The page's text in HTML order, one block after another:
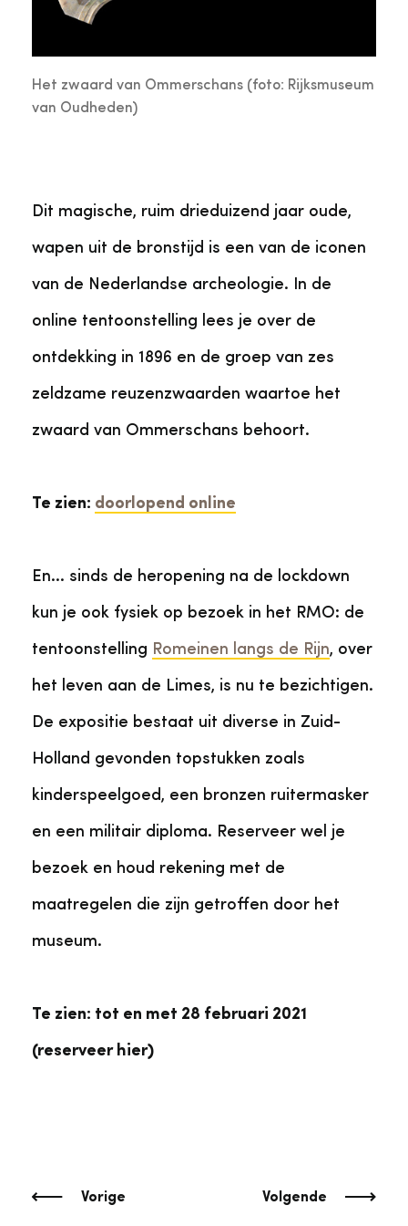
Het zwaard van Ommerschans (foto: Rijksmuseum
van Oudheden)
Dit magische, ruim drieduizend jaar oude,
wapen uit de bronstijd is een van de iconen
van de Nederlandse archeologie. In de
online tentoonstelling lees je over de
ontdekking in 1896 en de groep van zes
zeldzame reuzenzwaarden waartoe het
zwaard van Ommerschans behoort.
Te zien: doorlopend online
En... sinds de heropening na de lockdown
kun je ook fysiek op bezoek in het RMO: de
tentoonstelling Romeinen langs de Rijn, over
het leven aan de Limes, is nu te bezichtigen.
De expositie bestaat uit diverse in Zuid-
Holland gevonden topstukken zoals
kinderspeelgoed, een bronzen ruitermasker
en een militair diploma. Reserveer wel je
bezoek en houd rekening met de
maatregelen die zijn getroffen door het
museum.
Te zien: tot en met 28 februari 2021
(reserveer hier)
Vorige Volgende